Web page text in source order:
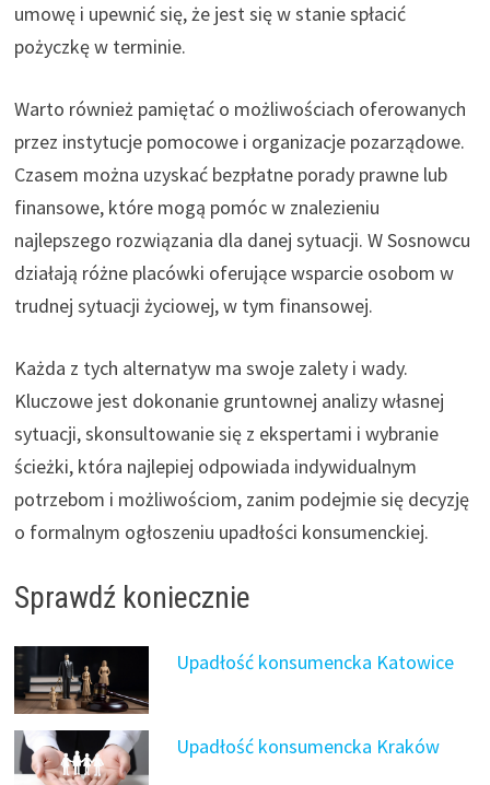
umowę i upewnić się, że jest się w stanie spłacić
pożyczkę w terminie.
Warto również pamiętać o możliwościach oferowanych
przez instytucje pomocowe i organizacje pozarządowe.
Czasem można uzyskać bezpłatne porady prawne lub
finansowe, które mogą pomóc w znalezieniu
najlepszego rozwiązania dla danej sytuacji. W Sosnowcu
działają różne placówki oferujące wsparcie osobom w
trudnej sytuacji życiowej, w tym finansowej.
Każda z tych alternatyw ma swoje zalety i wady.
Kluczowe jest dokonanie gruntownej analizy własnej
sytuacji, skonsultowanie się z ekspertami i wybranie
ścieżki, która najlepiej odpowiada indywidualnym
potrzebom i możliwościom, zanim podejmie się decyzję
o formalnym ogłoszeniu upadłości konsumenckiej.
Sprawdź koniecznie
Upadłość konsumencka Katowice
Upadłość konsumencka Kraków